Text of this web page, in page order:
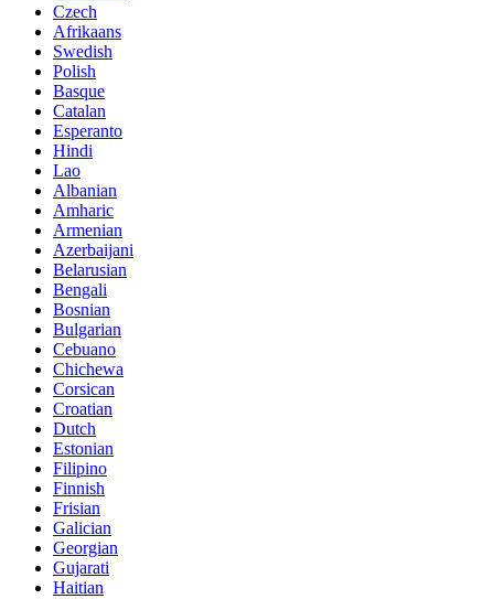
Czech
Afrikaans
Swedish
Polish
Basque
Catalan
Esperanto
Hindi
Lao
Albanian
Amharic
Armenian
Azerbaijani
Belarusian
Bengali
Bosnian
Bulgarian
Cebuano
Chichewa
Corsican
Croatian
Dutch
Estonian
Filipino
Finnish
Frisian
Galician
Georgian
Gujarati
Haitian